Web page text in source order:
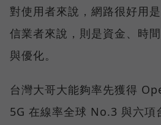
對使用者來說，網路很好用
信業者來說，則是資金、時
與優化。
台灣大哥大能夠率先獲得
5G 在線率全球 No.3 與六項